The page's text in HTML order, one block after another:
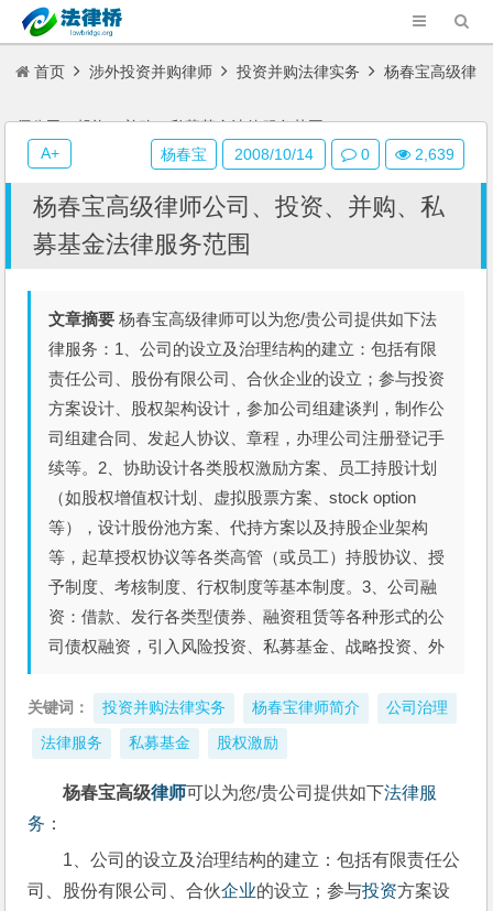
首页 涉外投资并购律师 投资并购法律实务 杨春宝高级律
师公司、投资、并购、私募基金法律服务范围
杨春宝高级律师公司、投资、并购、私
募基金法律服务范围
文章摘要 杨春宝高级律师可以为您/贵公司提供如下法
律服务：1、公司的设立及治理结构的建立：包括有限
责任公司、股份有限公司、合伙企业的设立；参与投资
方案设计、股权架构设计，参加公司组建谈判，制作公
司组建合同、发起人协议、章程，办理公司注册登记手
续等。2、协助设计各类股权激励方案、员工持股计划
（如股权增值权计划、虚拟股票方案、stock option
等），设计股份池方案、代持方案以及持股企业架构
等，起草授权协议等各类高管（或员工）持股协议、授
予制度、考核制度、行权制度等基本制度。3、公司融
资：借款、发行各类型债券、融资租赁等各种形式的公
司债权融资，引入风险投资、私募基金、战略投资、外
关键词： 投资并购法律实务 杨春宝律师简介 公司治理
法律服务 私募基金 股权激励
杨春宝高级律师可以为您/贵公司提供如下法律服
务 ：
1、公司的设立及治理结构的建立：包括有限责任公
司、股份有限公司、合伙企业的设立；参与投资方案设
杨春宝 2008/10/14 0 2,639
A+